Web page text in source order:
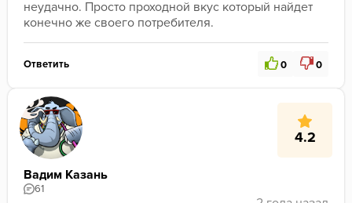
неудачно. Просто проходной вкус который найдет
конечно же своего потребителя.
Ответить 0 0
4.2
Вадим Казань
61